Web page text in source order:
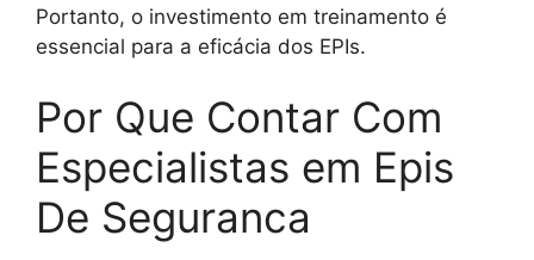
Portanto, o investimento em treinamento é
essencial para a eficácia dos EPIs.
Por Que Contar Com
Especialistas em Epis
De Seguranca